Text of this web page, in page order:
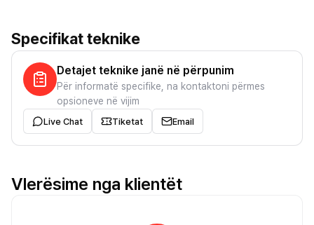
Specifikat teknike
Detajet teknike janë në përpunim
Për informatë specifike, na kontaktoni përmes
opsioneve në vijim
Live Chat Tiketat Email
Vlerësime nga klientët